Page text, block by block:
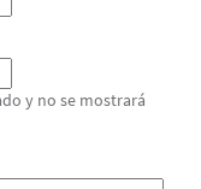
y no se mostrará